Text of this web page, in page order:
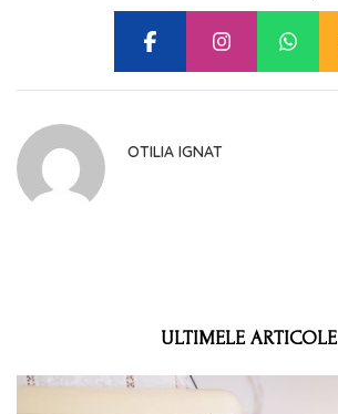
OTILIA IGNAT
ULTIMELE ARTICOLE